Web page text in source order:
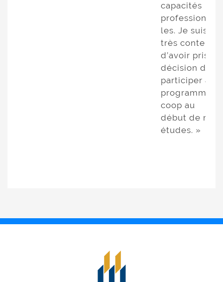
capacités
professionnel
les. Je suis
très contente
d’avoir pris la
décision de
participer au
programme
coop au
début de mes
études. »